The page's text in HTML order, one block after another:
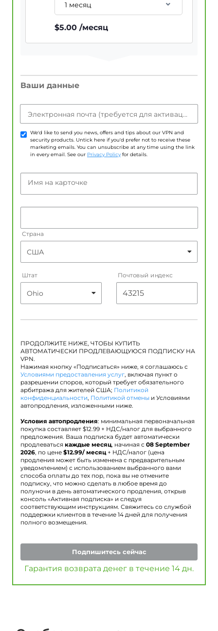
1 месяц
$5.00 /месяц
Ваши данные
Электронная почта (требуется для активации учетной записи)
We'd like to send you news, offers and tips about our VPN and
security products. Untick here if you'd prefer not to receive these
marketing emails. You can unsubscribe at any time using the link
in every email. See our Privacy Policy for details.
Имя на карточке
Страна
Штат Почтовый индекс
ПРОДОЛЖИТЕ НИЖЕ, ЧТОБЫ КУПИТЬ
АВТОМАТИЧЕСКИ ПРОДЛЕВАЮЩУЮСЯ ПОДПИСКУ НА
VPN.
Нажимая кнопку «Подписаться» ниже, я соглашаюсь с
Условиями предоставления услуг, включая пункт о
разрешении споров, который требует обязательного
арбитража для жителей США; Политикой
конфиденциальности, Политикой отмены и Условиями
автопродления, изложенными ниже.
Условия автопродления: минимальная первоначальная
покупка составляет $12.99 + НДС/налог для выбранного
предложения. Ваша подписка будет автоматически
продлеваться каждые месяц, начиная с 08 September
2026, по цене $12.99/ месяц+ НДС/налог (цена
продления может быть изменена с предварительным
уведомлением) с использованием выбранного вами
способа оплаты до тех пор, пока вы не отмените
подписку, что можно сделать в любое время до
полуночи в день автоматического продления, открыв
консоль «Активная подписка» и следуя
соответствующим инструкциям. Свяжитесь со службой
поддержки клиентов в течение 14 дней для получения
полного возмещения.
Подпишитесь сейчас
Гарантия возврата денег в течение 14 дн.